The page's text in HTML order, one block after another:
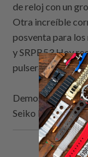
de reloj con un
Otra increíble
posventa para los
y SRPB53.Hoy
pulsera de
Demostración de
Seiko Prospex